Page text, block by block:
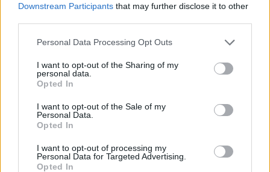
Downstream Participants that may further disclose it to other
Personal Data Processing Opt Outs
I want to opt-out of the Sharing of my
personal data.
Opted In
I want to opt-out of the Sale of my
Personal Data.
Opted In
I want to opt-out of processing my
Personal Data for Targeted Advertising.
Opted In
hamilton89:con lo schifo che mangi al Mc meglio
non trovarci niente, anzi meglio non andarci proprio
14 Giugno alle ore 12:37
·Ti stimo
5calzinipuzzolenti:L'è l'u l'è l'u 🤣😂